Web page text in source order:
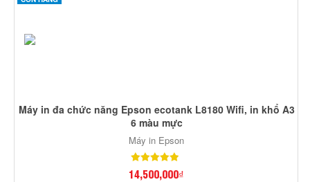
Máy in đa chức năng Epson ecotank L8180 Wifi, in khổ A3
6 màu mực
Máy in Epson
14,500,000₫